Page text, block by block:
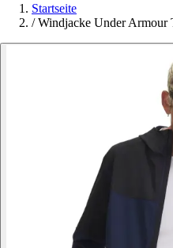
Startseite
/ Windjacke Under Armour